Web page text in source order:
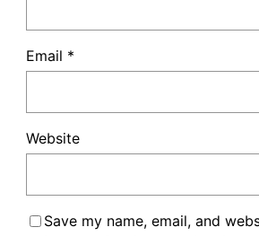
Email *
Website
Save my name, email, and